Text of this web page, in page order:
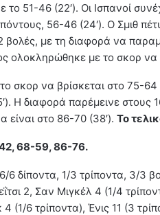
το 51-46 (22′). Οι Ισπανοί
56-46 (24′). Ο Σμιθ
βολές, με τη διαφορά να
ολοκληρώθηκε με το σκορ να
σκορ να βρίσκεται στο 75-
Η διαφορά παρέμεινε στους
είναι στο 86-70 (38′). Το
68-59, 86-76.
6 δίποντα, 1/3 τρίποντα, 3/3
2, Σαν Μιγκέλ 4 (1/4
(1/6 τρίποντα), Ένις 11 (3